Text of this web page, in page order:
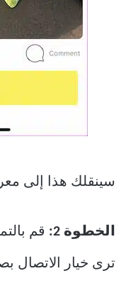
سينقلك هذا إلى
الخطوة 2: قم